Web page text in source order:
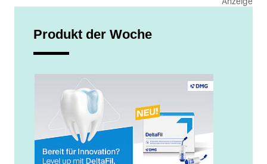
Produkt der Woche